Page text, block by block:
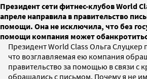
Президент сети фитнес-клубов World
апреле направила в правительство
помощи. Она не исключила, что без
помощи компания может
Президент World Class Ольга Слуцкер
что возглавляемая ею компания
правительство за помощью в связи с
обращались с письмом. Почему я не